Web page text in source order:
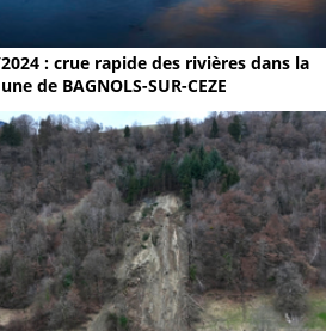
: crue rapide des rivières dans la
de BAGNOLS-SUR-CEZE